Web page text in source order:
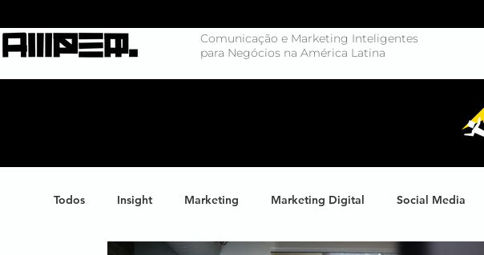
Comunicação e Marketing Inteligentes
para Negócios na América Latina
Todos Insight Marketing Marketing Digital Social Media